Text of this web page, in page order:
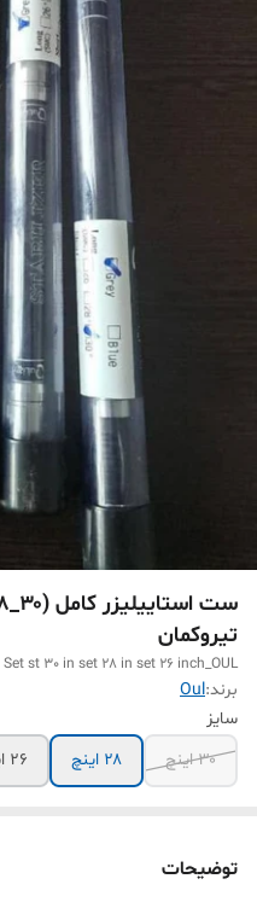
تیروکمان
Set st 30 in set 28 in set 26 inch_OUL
برند:Oul
سایز
۳۰ اینچ
۲۸ اینچ 26 اینچ
توضیحات